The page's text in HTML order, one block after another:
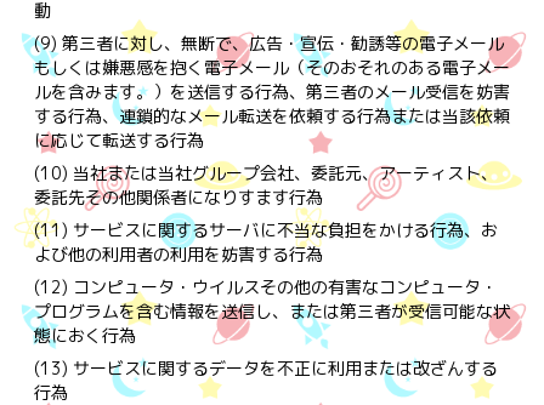
動
(9) 第三者に対し、無断で、広告・宣伝・勧誘等の電子メール
もしくは嫌悪感を抱く電子メール（そのおそれのある電子メー
ルを含みます。）を送信する行為、第三者のメール受信を妨害
する行為、連鎖的なメール転送を依頼する行為または当該依頼
に応じて転送する行為
(10) 当社または当社グループ会社、委託元、アーティスト、
委託先その他関係者になりすます行為
(11) サービスに関するサーバに不当な負担をかける行為、お
よび他の利用者の利用を妨害する行為
(12) コンピュータ・ウイルスその他の有害なコンピュータ・
プログラムを含む情報を送信し、または第三者が受信可能な状
態におく行為
(13) サービスに関するデータを不正に利用または改ざんする
行為